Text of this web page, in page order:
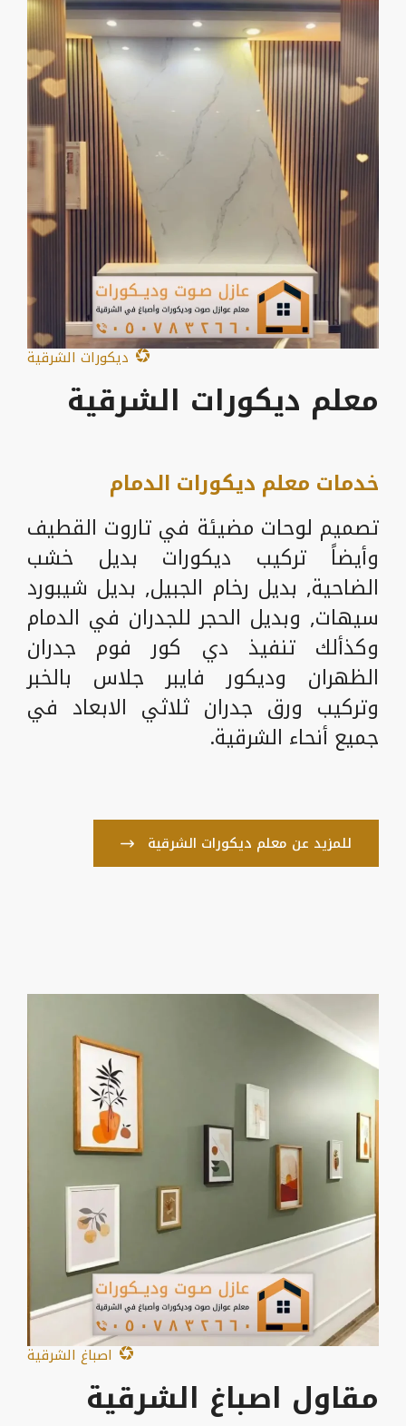
ديكورات الشرقية
معلم ديكورات الشرقية
خدمات معلم ديكورات الدمام
تصميم لوحات مضيئة في تاروت القطيف
وأيضاً تركيب ديكورات بديل خشب
الضاحية, بديل رخام الجبيل, بديل شيبورد
سيهات, وبديل الحجر للجدران في الدمام
وكذألك تنفيذ دي كور فوم جدران
الظهران وديكور فايبر جلاس بالخبر
وتركيب ورق جدران ثلاثي الابعاد في
جميع أنحاء الشرقية.
للمزيد عن معلم ديكورات الشرقية
اصباغ الشرقية
مقاول اصباغ الشرقية